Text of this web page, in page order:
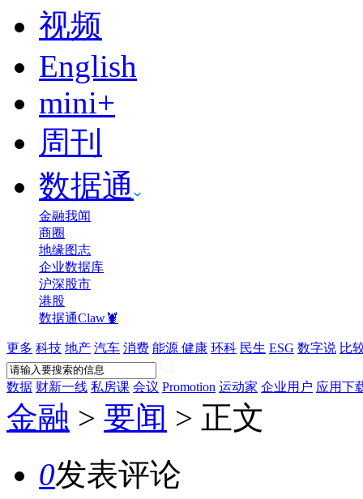
视频
English
mini+
周刊
数据通
金融我闻
商圈
地缘图志
企业数据库
沪深股市
港股
数据通Claw🦞
更多 科技 地产 汽车 消费 能源 健康 环科 民生 ESG 数字说 比
数据 财新一线 私房课 会议 Promotion 运动家 企业用户 应用下
金融 > 要闻 > 正文
0发表评论